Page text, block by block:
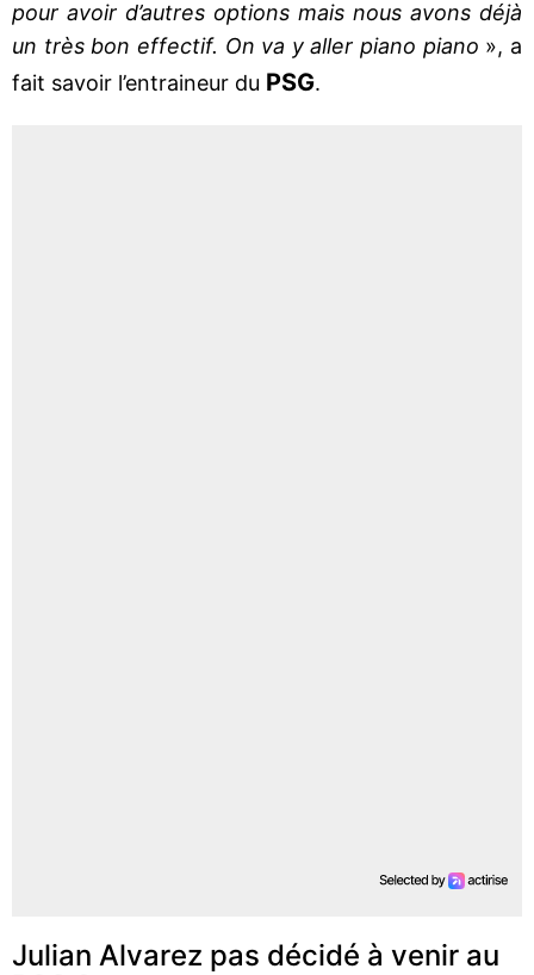
pour avoir d’autres options mais nous avons déjà
un très bon effectif. On va y aller piano piano », a
fait savoir l’entraineur du PSG.
Julian Alvarez pas décidé à venir au